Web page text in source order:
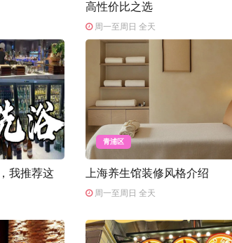
高性价比之选
周一至周日 全天
我推荐这
青浦区
上海养生馆装修风格介绍
周一至周日 全天